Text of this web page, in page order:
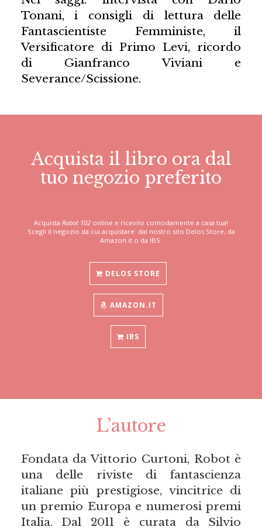
Tonani, i consigli di lettura delle
Fantascientiste Femministe, il
Versificatore di Primo Levi, ricordo
di Gianfranco Viviani e
Severance/Scissione.
Acquista il libro ora dal
tuo negozio preferito
Acquista Robot 102 online e ricevilo comodamente a casa tua!
Scegli il negozio da cui acquistare: dal nostro sito Delos Store, da
Amazon.it o da IBS.
DELOS STORE
AMAZON.IT
IBS
L’autore
Fondata da Vittorio Curtoni, Robot è
una delle riviste di fantascienza
italiane più prestigiose, vincitrice di
un premio Europa e numerosi premi
Italia. Dal 2011 è curata da Silvio